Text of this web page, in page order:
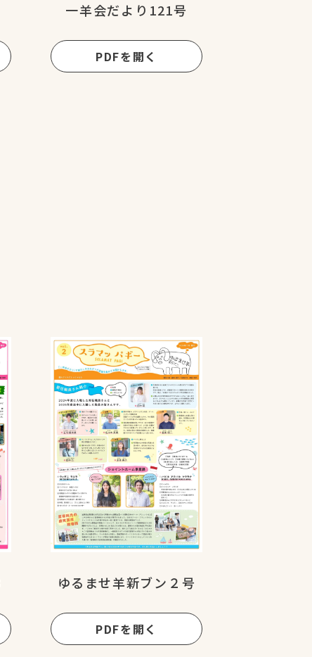
一羊会だより121号
PDFを開く
ゆるませ羊新ブン２号
PDFを開く